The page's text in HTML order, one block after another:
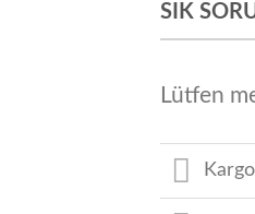
SIK
Lütfen